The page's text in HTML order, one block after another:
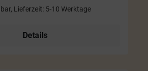
Lieferzeit: 5-10 Werktage
Details